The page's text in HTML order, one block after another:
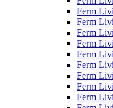
Ferm
Ferm
Ferm
Ferm
Ferm
Ferm
Ferm
Ferm
Ferm